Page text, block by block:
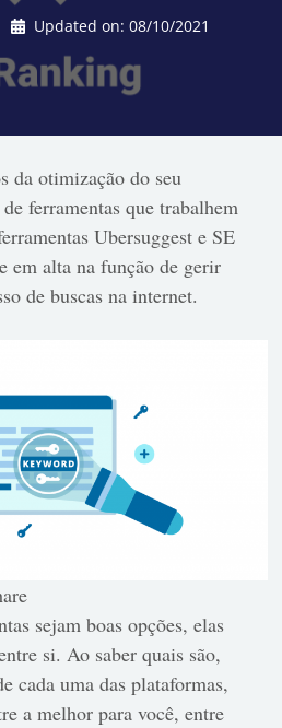
Updated on: 08/10/2021
da otimização do seu
ferramentas que trabalhem
Ubersuggest e SE
em alta na função de gerir
de buscas na internet.
sejam boas opções, elas
si. Ao saber quais são,
cada uma das plataformas,
a melhor para você, entre